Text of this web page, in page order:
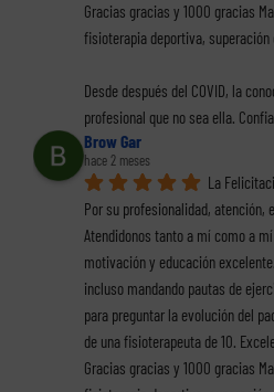
Gracias gracias y 1000 gracias
fisioterapia deportiva, superación
Desde después del COVID, la
profesional que no sea ella.
Brow Gar
hace 2 meses
La
Por su profesionalidad, atención,
Atendidonos tanto a mí como a
motivación y educación
incluso mandando pautas de
para preguntar la evolución del
de una fisioterapeuta de 10.
Gracias gracias y 1000 gracias